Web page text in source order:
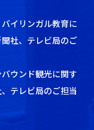
イリンガル教育に
社、テレビ局のご
ウンド観光に関す
テレビ局のご担当